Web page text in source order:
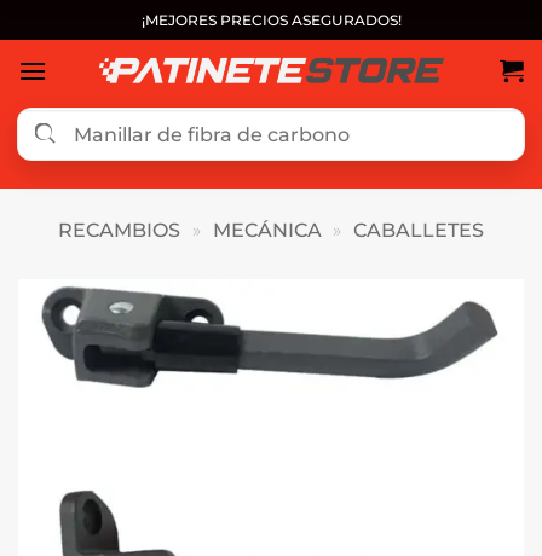
al
contenido
¡MEJORES PRECIOS ASEGURADOS!
RECAMBIOS » MECÁNICA » CABALLETES